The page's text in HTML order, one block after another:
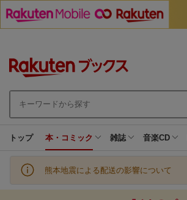
トップ 本・コミック 雑誌 音楽CD
熊本地震による配送の影響について